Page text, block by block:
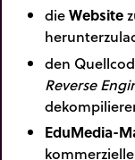
dieWebsite
den
Reverse
EduMedia-